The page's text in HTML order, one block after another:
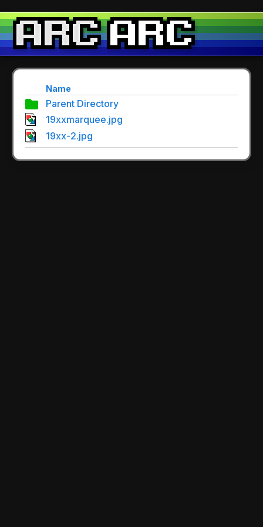
Name
Parent Directory
19xxmarquee.jpg
19xx-2.jpg